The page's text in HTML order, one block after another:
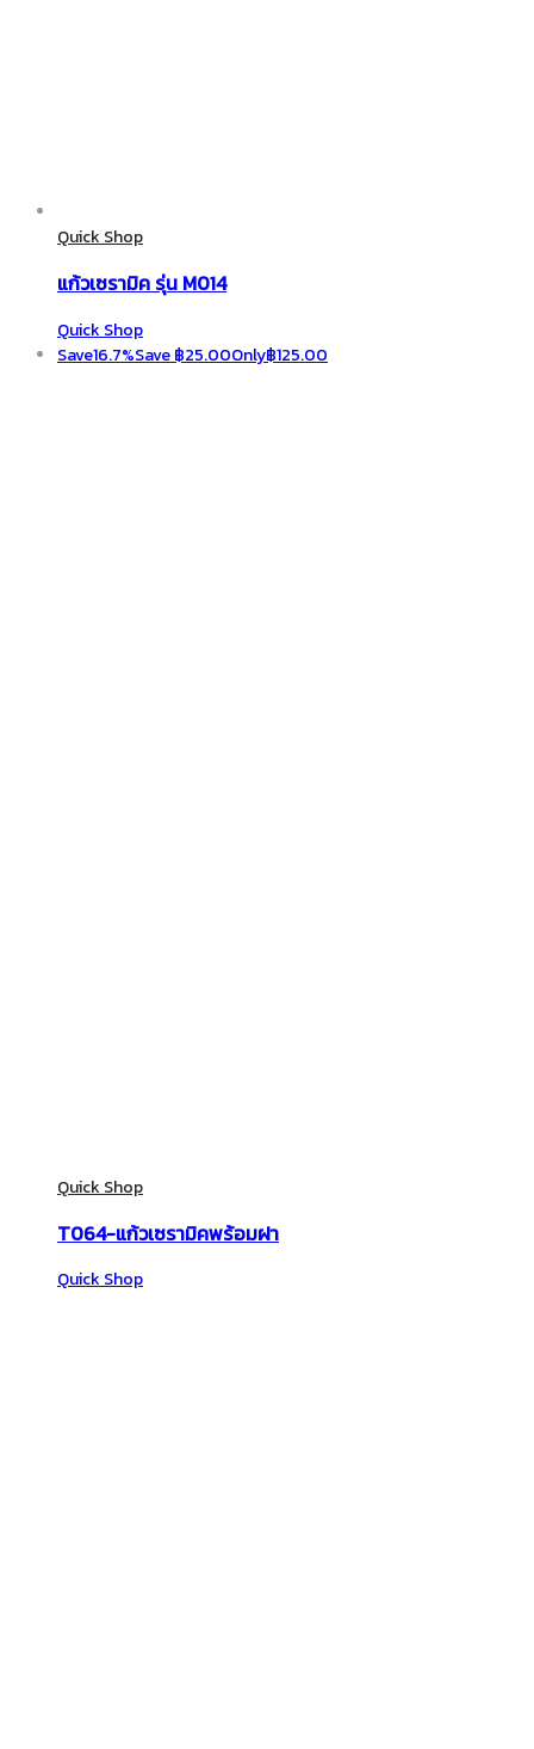
Quick Shop
แก้วเซรามิค รุ่น M014
Quick Shop
Save16.7%Save฿25.00Only฿125.00
Quick Shop
T064-แก้วเซรามิคพร้อมฝา
Quick Shop